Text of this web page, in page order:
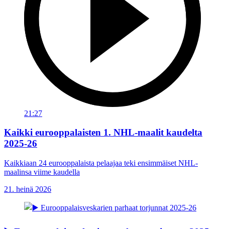
21:27
Kaikki eurooppalaisten 1. NHL-maalit kaudelta
2025-26
Kaikkiaan 24 eurooppalaista pelaajaa teki ensimmäiset NHL-
maalinsa viime kaudella
21. heinä 2026